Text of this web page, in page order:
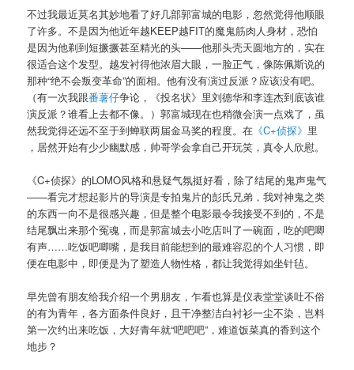
不过我最近莫名其妙地看了好几部郭富城的电影，忽然觉得他顺眼
了许多。不是因为他近年越KEEP越FIT的魔鬼筋肉人身材，恐怕
是因为他剃到短撅撅甚至精光的头——他那头壳天圆地方的，实在
很适合这个发型。越发衬得他浓眉大眼，一脸正气，像陈佩斯说的
那种“绝不会叛变革命”的面相。他有没有演过反派？应该没有吧。
（有一次我跟番薯仔争论，《投名状》里刘德华和李连杰到底该谁
演反派？谁看上去都不像。）郭富城现在也稍微会演一点戏了，虽
然我觉得还远不至于到蝉联两届金马奖的程度。在 《C+侦探》 里
，居然开始有少少幽默感，帅哥学会拿自己开玩笑，真令人欣慰。
《C+侦探》的LOMO风格和悬疑气氛挺好看，除了结尾的鬼声鬼气
——看完才想起影片的导演是专拍鬼片的彭氏兄弟，我对神鬼之类
的东西一向不是很感兴趣，但是整个电影最令我接受不到的，不是
结尾飘出来那个冤魂，而是郭富城去小吃店叫了一碗面，吃的吧唧
有声……吃饭吧唧嘴，是我目前能想到的最难容忍的个人习惯，即
便在电影中，即便是为了塑造人物性格，都让我觉得如坐针毡。
早先曾有朋友给我介绍一个男朋友，乍看也算是仪表堂堂谈吐不俗
的有为青年，各方面条件良好，且干净整洁白衬衫一尘不染，岂料
第一次约出来吃饭，大好青年就“吧吧吧”，难道饭菜真的香到这个
地步？